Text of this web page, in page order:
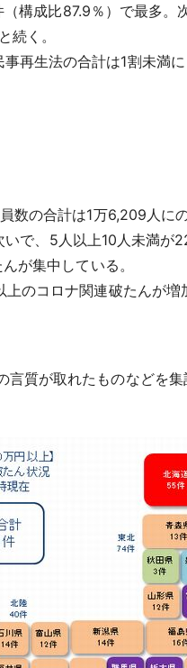
構成比87.9％）で最多。
続く。
再生法の合計は1割未満
数の合計は1万6,209人にの
で、5人以上10人未満が
が集中している。
のコロナ関連破たんが増
質が取れたものなどを集